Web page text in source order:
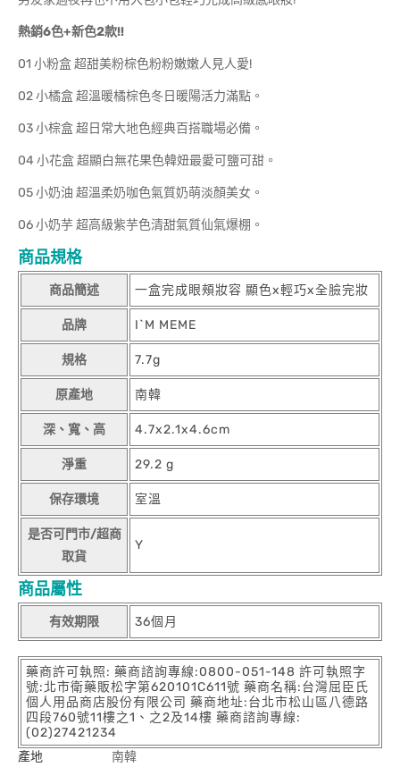
熱銷6色+新色2款!!
01 小粉盒 超甜美粉棕色粉粉嫩嫩人見人愛!
02 小橘盒 超溫暖橘棕色冬日暖陽活力滿點。
03 小棕盒 超日常大地色經典百搭職場必備。
04 小花盒 超顯白無花果色韓妞最愛可鹽可甜。
05 小奶油 超溫柔奶咖色氣質奶萌淡顏美女。
06 小奶芋 超高級紫芋色清甜氣質仙氣爆棚。
商品規格
商品簡述 一盒完成眼頰妝容 顯色x輕巧x全臉完妝
品牌 I`M MEME
規格 7.7g
原產地 南韓
深、寬、高 4.7x2.1x4.6cm
淨重 29.2 g
保存環境 室溫
是否可門市/超商
取貨
Y
商品屬性
有效期限 36個月
藥商許可執照: 藥商諮詢專線:0800-051-148 許可執照字
號:北市衛藥販松字第620101C611號 藥商名稱:台灣屈臣氏
個人用品商店股份有限公司 藥商地址:台北市松山區八德路
四段760號11樓之1、之2及14樓 藥商諮詢專線:
(02)27421234
產地
南韓